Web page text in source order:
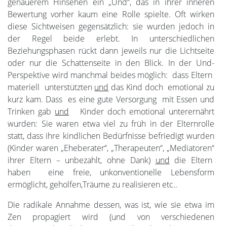
Bewertung vorher kaum eine Rolle spielte. Oft wirken
diese Sichtweisen gegensätzlich: sie wurden jedoch in
der Regel beide erlebt. In unterschiedlichen
Beziehungsphasen rückt dann jeweils nur die Lichtseite
oder nur die Schattenseite in den Blick. In der Und-
Perspektive wird manchmal beides möglich: dass Eltern
materiell unterstützten und das Kind doch emotional zu
kurz kam. Dass es eine gute Versorgung mit Essen und
Trinken gab und
Kinder doch emotional unterernährt
wurden: Sie waren etwa viel zu früh in der Elternrolle
statt, dass ihre kindlichen Bedürfnisse befriedigt wurden
(Kinder waren „Eheberater“, „Therapeuten“, „Mediatoren“
ihrer Eltern – unbezahlt, ohne Dank) und die Eltern
haben eine freie, unkonventionelle Lebensform
ermöglicht, geholfen,Träume zu realisieren etc..
Die radikale Annahme dessen, was ist, wie sie etwa im
Zen propagiert wird (und von verschiedenen